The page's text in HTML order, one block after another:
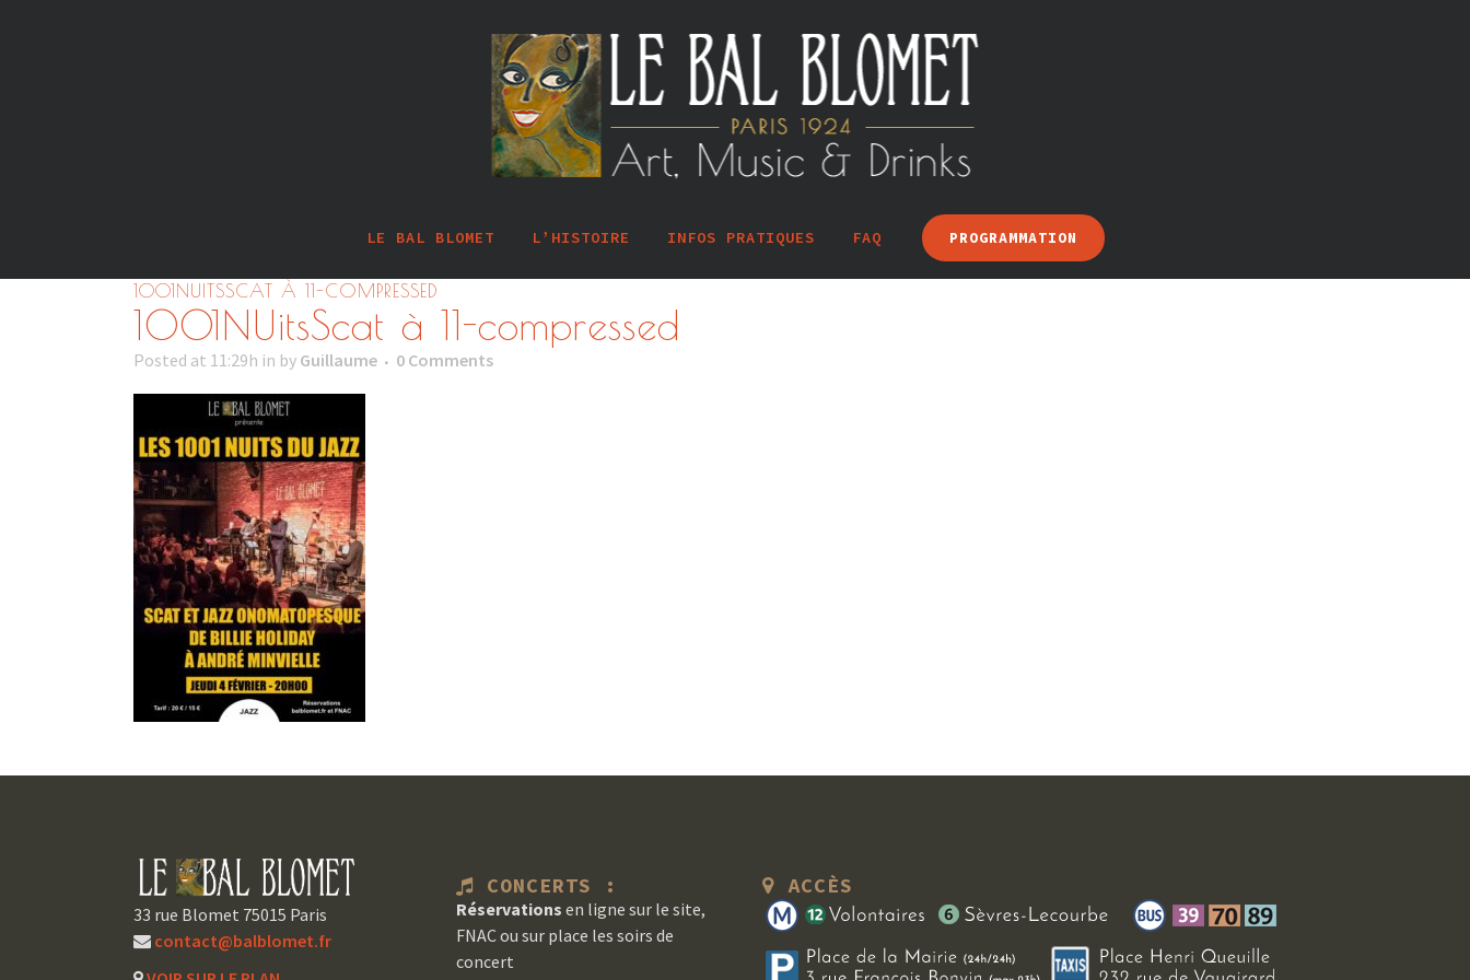
LE BAL BLOMET L’HISTOIRE INFOS PRATIQUES FAQ PROGRAMMATION
1001NUITSSCAT À 11-COMPRESSED
1001NUitsScat à 11-compressed
Posted at 11:29h in by Guillaume 0 Comments
33 rue Blomet 75015 Paris
contact@balblomet.fr
CONCERTS :
Réservations en ligne sur le site,
FNAC ou sur place les soirs de
concert
ACCÈS